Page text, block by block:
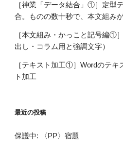
［神業「データ結合」①］定型
合。ものの数十秒で、本文組み
［本文組み・かっこと記号編①
出し・コラム用と強調文字）
［テキスト加工①］Wordのテキ
ト加工
最近の投稿
保護中: 〈PP〉宿題